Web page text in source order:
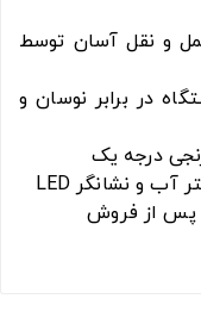
و نقل آسان توسط
در برابر نوسان و
درجه یک